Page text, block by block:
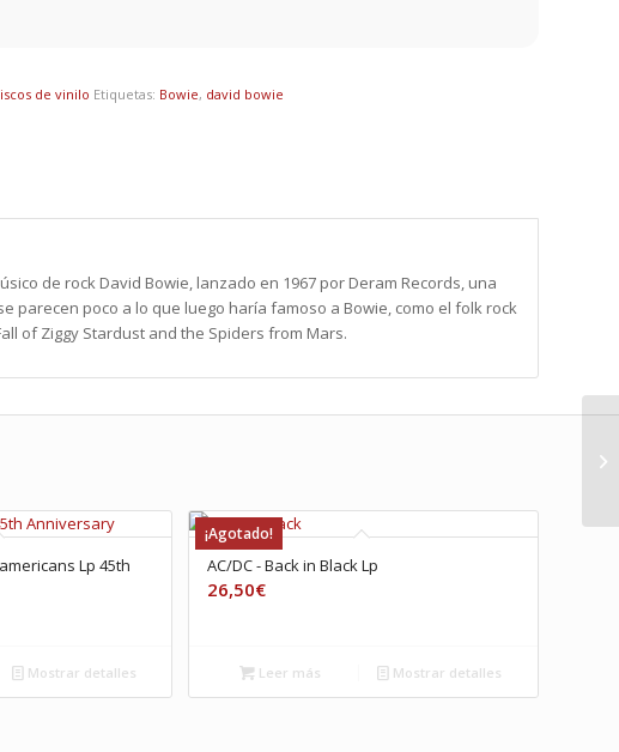
de vinilo Etiquetas: Bowie, david bowie
de rock David Bowie, lanzado en 1967 por Deram Records, una
parecen poco a lo que luego haría famoso a Bowie, como el folk rock
of Ziggy Stardust and the Spiders from Mars.
Lp 45th
Mostrar detalles
¡Agotado!
AC/DC ‎- Back in Black Lp
26,50€
Leer más Mostrar detalles